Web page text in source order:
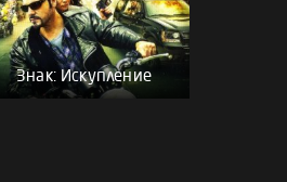
Знак: Искупление